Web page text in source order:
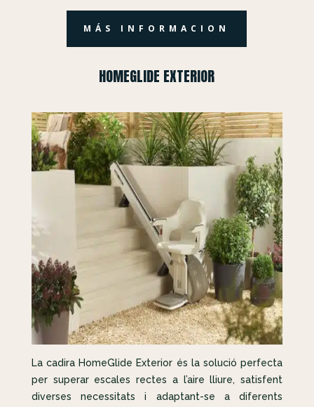
MÁS INFORMACION
HOMEGLIDE EXTERIOR
La cadira HomeGlide Exterior és la solució perfecta
per superar escales rectes a l’aire lliure, satisfent
diverses necessitats i adaptant-se a diferents